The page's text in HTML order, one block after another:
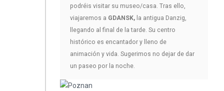
podréis visitar su museo/casa. Tras ello,
viajaremos a GDANSK, la antigua Danzig,
llegando al final de la tarde. Su centro
histórico es encantador y lleno de
animación y vida. Sugerimos no dejar de dar
un paseo por la noche.